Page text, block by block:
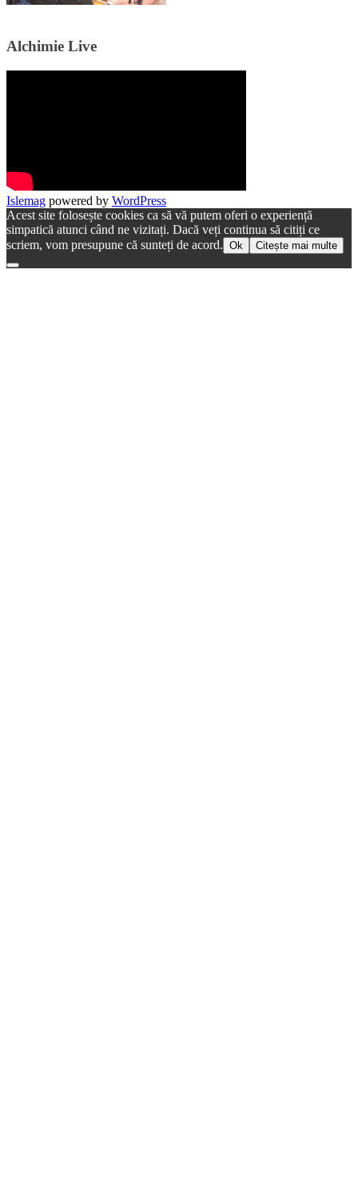
Alchimie Live
Islemag powered by WordPress
Acest site folosește cookies ca să vă putem oferi o experiență
simpatică atunci când ne vizitați. Dacă veți continua să citiți ce
scriem, vom presupune că sunteți de acord. Ok Citește mai multe